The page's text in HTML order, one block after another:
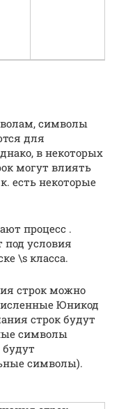
символы
для
в некоторых
могут влиять
есть некоторые
процесс .
под условия
\s класса.
строк можно
Юникод
строк будут
символы
будут
символы).